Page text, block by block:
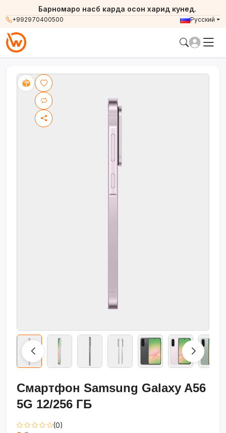
+992970400500
Барномаро насб карда осон харид кунед.
Русский
Смартфон Samsung Galaxy A56
5G 12/256 ГБ
(0)